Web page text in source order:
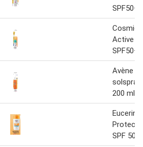
SPF50+
Active
SPF50+
Avène
solspray
200 ml
Eucerin
Protect
SPF 50+